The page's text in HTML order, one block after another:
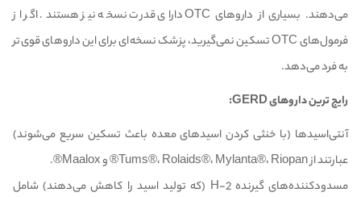
می‌دهند. بسیاری از داروهای OTC دارای قدرت نسخه نیز هستند. اگر از
فرمول‌های OTC تسکین نمی‌گیرید، پزشک نسخه‌ای برای این داروهای قوی‌تر
به فرد می‌دهد.
رایج ترین داروهای GERD:
آنتی‌اسیدها (با خنثی کردن اسیدهای معده باعث تسکین سریع می‌شوند)
عبارتند از Tums®، Rolaids®، Mylanta®، Riopan® و Maalox®.
مسدود‌کننده‌های گیرنده H-2 (که تولید اسید را کاهش می‌دهند) شامل